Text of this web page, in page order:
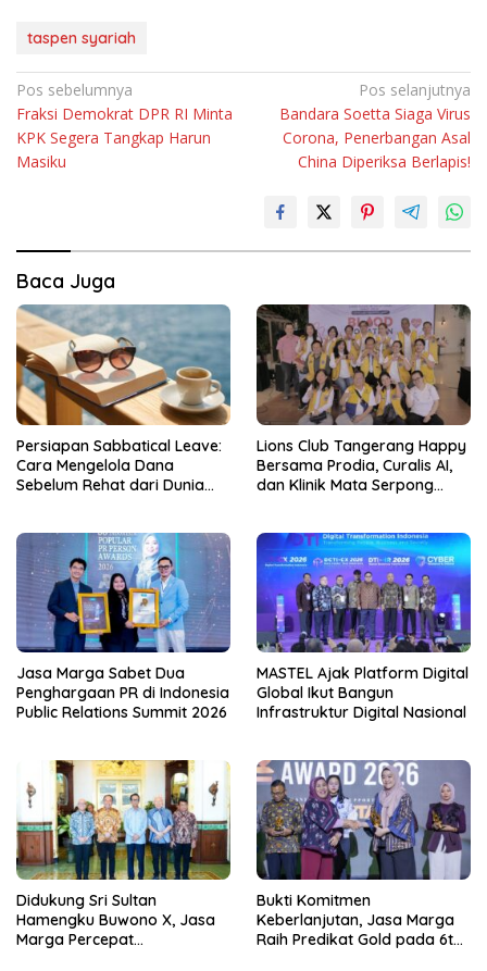
taspen syariah
Navigasi
pos
Pos sebelumnya
Fraksi Demokrat DPR RI Minta
KPK Segera Tangkap Harun
Masiku
Pos selanjutnya
Bandara Soetta Siaga Virus
Corona, Penerbangan Asal
China Diperiksa Berlapis!
Baca Juga
Persiapan Sabbatical Leave:
Cara Mengelola Dana
Sebelum Rehat dari Dunia
Lions Club Tangerang Happy
Bersama Prodia, Curalis AI,
dan Klinik Mata Serpong
Bakti Sosial Kesehatan
Jasa Marga Sabet Dua
Penghargaan PR di Indonesia
Public Relations Summit 2026
MASTEL Ajak Platform Digital
Global Ikut Bangun
Infrastruktur Digital Nasional
Didukung Sri Sultan
Hamengku Buwono X, Jasa
Marga Percepat
Bukti Komitmen
Keberlanjutan, Jasa Marga
Raih Predikat Gold pada 6th